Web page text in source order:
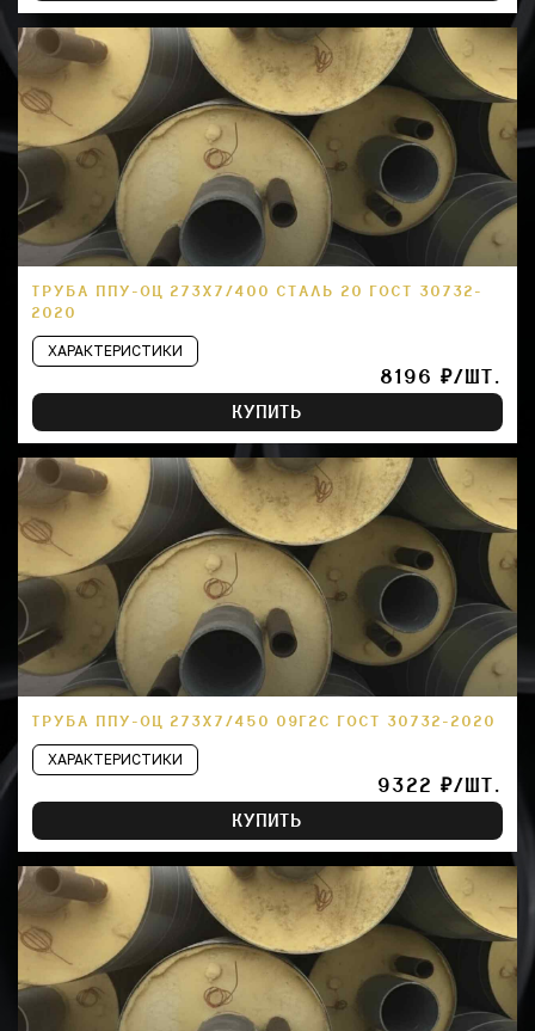
ТРУБА ППУ-ОЦ 273Х7/400 СТАЛЬ 20 ГОСТ 30732-
2020
ХАРАКТЕРИСТИКИ
8196 ₽/ШТ.
КУПИТЬ
ТРУБА ППУ-ОЦ 273Х7/450 09Г2С ГОСТ 30732-2020
ХАРАКТЕРИСТИКИ
9322 ₽/ШТ.
КУПИТЬ